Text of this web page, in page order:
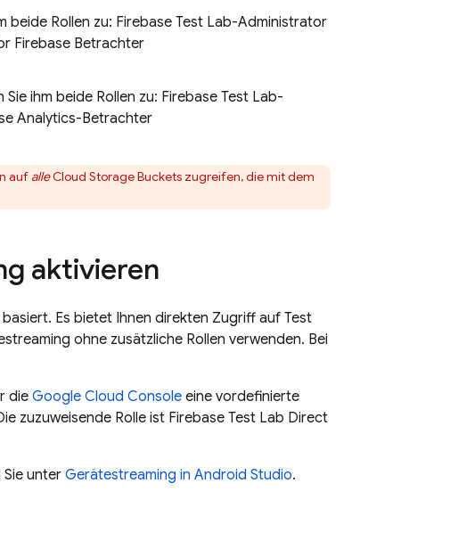
beide Rollen zu: Firebase Test Lab-Administrator
Firebase Betrachter
Sie ihm beide Rollen zu: Firebase Test Lab-
Analytics-Betrachter
auf alleCloud StorageBuckets zugreifen, die mit dem
aktivieren
Es bietet Ihnen direkten Zugriff auf Test
ohne zusätzliche Rollen verwenden. Bei
die Google Cloud Console eine vordefinierte
zuzuweisende Rolle ist Firebase Test Lab Direct
unter Gerätestreaming in Android Studio.